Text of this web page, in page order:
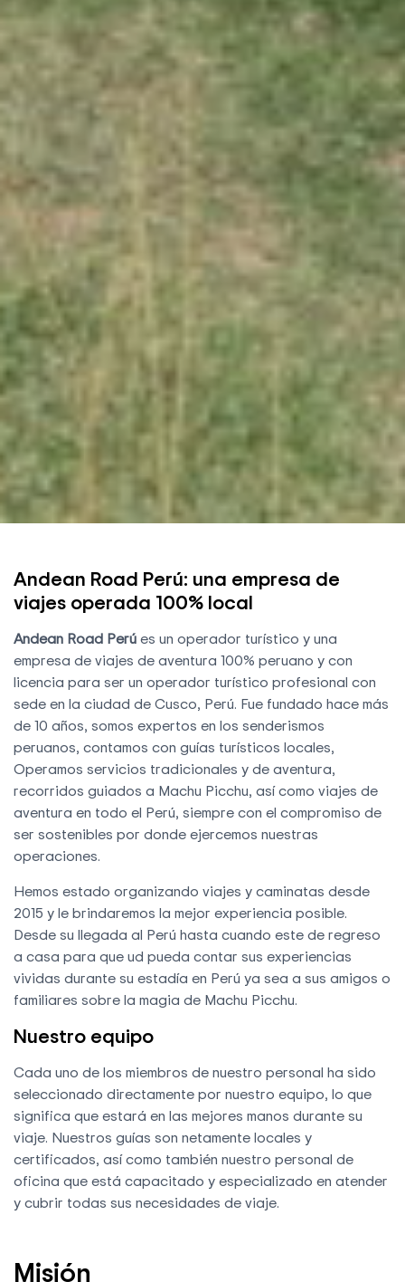
Andean Road Perú: una empresa de
viajes operada 100% local
Andean Road Perúes un operador turístico y una
empresa de viajes de aventura 100% peruano y con
licencia para ser un operador turístico profesional con
sede en la ciudad de Cusco, Perú. Fue fundado hace más
de 10 años, somos expertos en los senderismos
peruanos, contamos con guías turísticos locales,
Operamos servicios tradicionales y de aventura,
recorridos guiados a Machu Picchu, así como viajes de
aventura en todo el Perú, siempre con el compromiso de
ser sostenibles por donde ejercemos nuestras
operaciones.
Hemos estado organizando viajes y caminatas desde
2015 y le brindaremos la mejor experiencia posible.
Desde su llegada al Perú hasta cuando este de regreso
a casa para que ud pueda contar sus experiencias
vividas durante su estadía en Perú ya sea a sus amigos o
familiares sobre la magia de Machu Picchu.
Nuestro equipo
Cada uno de los miembros de nuestro personal ha sido
seleccionado directamente por nuestro equipo, lo que
significa que estará en las mejores manos durante su
viaje. Nuestros guías son netamente locales y
certificados, así como también nuestro personal de
oficina que está capacitado y especializado en atender
y cubrir todas sus necesidades de viaje.
Misión